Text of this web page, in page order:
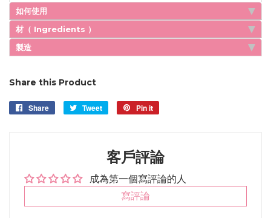
如何使用
材（ Ingredients ）
製造
Share this Product
Share
Share
Tweet
Tweet
Pin it
客戶評論
成為第一個寫評論的人
寫評論